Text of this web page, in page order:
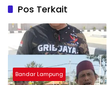
Pos Terkait
Bandar Lampung